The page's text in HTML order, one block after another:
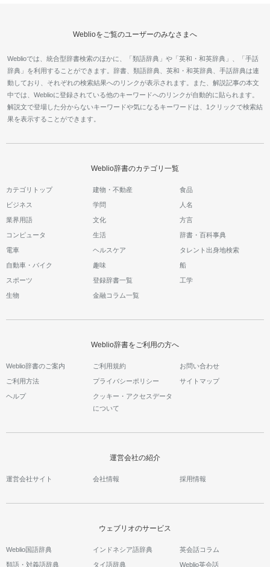
Weblioをご覧のユーザーのみなさまへ
Weblioでは、統合型辞書検索のほかに、「類語辞典」や「英和・和英辞典」、「手話
辞典」を利用することができます。辞書、類語辞典、英和・和英辞典、手話辞典は連
動しており、それぞれの検索結果へのリンクが表示されます。また、解説記事の本文
中では、Weblioに登録されている他のキーワードへのリンクが自動的に貼られます。
解説文で登場した分からないキーワードや気になるキーワードは、1クリックで検索結
果を表示することができます。
Weblio辞書のカテゴリ一覧
カテゴリトップ 建物・不動産 食品
ビジネス 学問 人名
業界用語 文化 方言
コンピュータ 生活 辞書・百科事典
電車 ヘルスケア タレント出身地検索
自動車・バイク 趣味 船
スポーツ 登録辞書一覧 工学
生物 金融コラム一覧
Weblio辞書をご利用の方へ
Weblio辞書のご案内 ご利用規約 お問い合わせ
ご利用方法 プライバシーポリシー サイトマップ
ヘルプ
クッキー・アクセスデータ
について
運営会社の紹介
運営会社サイト 会社情報 採用情報
ウェブリオのサービス
Weblio国語辞典
類語・対義語辞典
インドネシア語辞典
タイ語辞典
英会話コラム
Weblio英会話